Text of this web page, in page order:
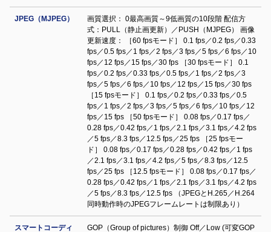
JPEG（MJPEG）
画質選択： 0最高画質～9低画質の10段階 配信方
式：PULL（静止画更新）／PUSH（MJPEG） 画像
更新速度： ［60 fpsモード］ 0.1 fps／0.2 fps／0.33
fps／0.5 fps／1 fps／2 fps／3 fps／5 fps／6 fps／10
fps／12 fps／15 fps／30 fps ［30 fpsモード］ 0.1
fps／0.2 fps／0.33 fps／0.5 fps／1 fps／2 fps／3
fps／5 fps／6 fps／10 fps／12 fps／15 fps／30 fps
［15 fpsモード］ 0.1 fps／0.2 fps／0.33 fps／0.5
fps／1 fps／2 fps／3 fps／5 fps／6 fps／10 fps／12
fps／15 fps ［50 fpsモード］ 0.08 fps／0.17 fps／
0.28 fps／0.42 fps／1 fps／2.1 fps／3.1 fps／4.2 fps
／5 fps／8.3 fps／12.5 fps／25 fps ［25 fpsモー
ド］ 0.08 fps／0.17 fps／0.28 fps／0.42 fps／1 fps
／2.1 fps／3.1 fps／4.2 fps／5 fps／8.3 fps／12.5
fps／25 fps ［12.5 fpsモード］ 0.08 fps／0.17 fps／
0.28 fps／0.42 fps／1 fps／2.1 fps／3.1 fps／4.2 fps
／5 fps／8.3 fps／12.5 fps （JPEGとH.265／H.264
同時動作時のJPEGフレームレートは制限あり）
スマートコーディ
GOP（Group of pictures）制御 Off／Low (可変GOP